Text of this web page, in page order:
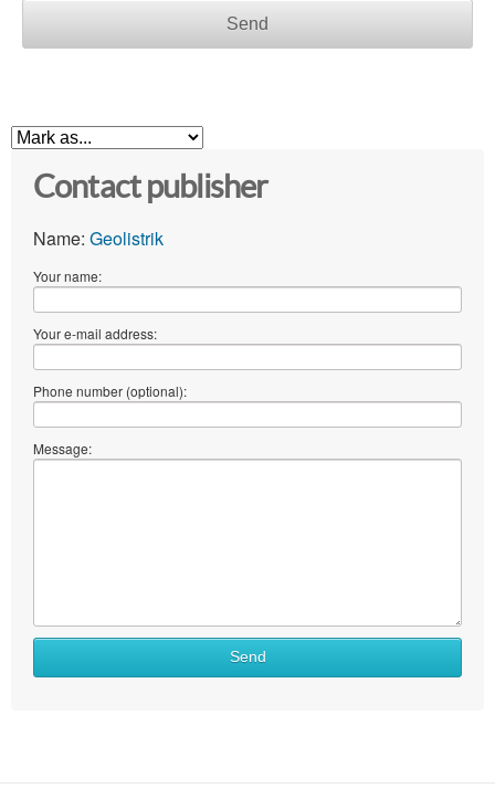
Send
Contact publisher
Name: Geolistrik
Your name:
Your e-mail address:
Phone number (optional):
Message:
Send